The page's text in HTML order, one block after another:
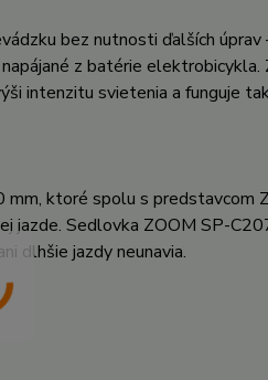
bez nutnosti ďalších
z batérie
intenzitu svietenia a funguje
mm, ktoré spolu s
jazde. Sedlovka ZOOM SP-
dlhšie jazdy neunavia.